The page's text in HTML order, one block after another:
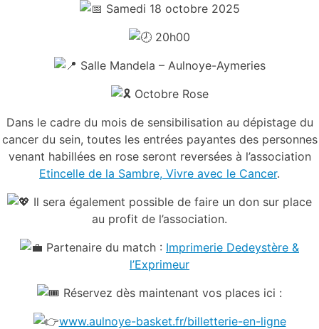
Samedi 18 octobre 2025
20h00
Salle Mandela – Aulnoye-Aymeries
Octobre Rose
Dans le cadre du mois de sensibilisation au dépistage du
cancer du sein, toutes les entrées payantes des personnes
venant habillées en rose seront reversées à l’association
Etincelle de la Sambre, Vivre avec le Cancer.
Il sera également possible de faire un don sur place
au profit de l’association.
Partenaire du match : Imprimerie Dedeystère &
l’Exprimeur
Réservez dès maintenant vos places ici :
www.aulnoye-basket.fr/billetterie-en-ligne